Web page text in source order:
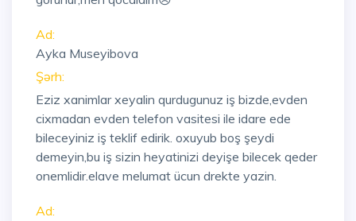
Ad:
Ayka Museyibova
Şərh:
Eziz xanimlar xeyalin qurdugunuz iş bizde,evden
cixmadan evden telefon vasitesi ile idare ede
bileceyiniz iş teklif edirik. oxuyub boş şeydi
demeyin,bu iş sizin heyatinizi deyişe bilecek qeder
onemlidir.elave melumat ücun drekte yazin.
Ad: